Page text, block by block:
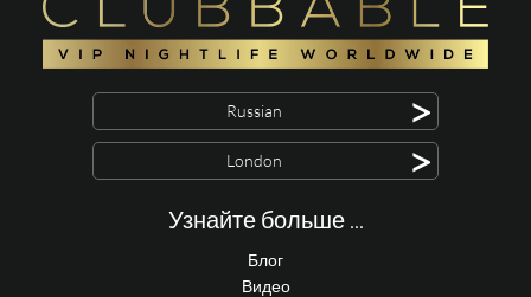
Russian >
London >
Узнайте больше ...
Блог
Видео